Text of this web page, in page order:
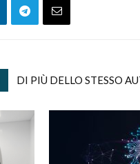
DI PIÙ DELLO STESSO